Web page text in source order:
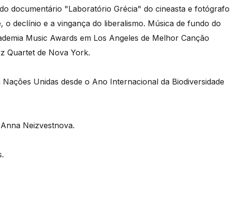
documentário "Laboratório Grécia" do cineasta e fotógrafo
declínio e a vingança do liberalismo. Música de fundo do
Music Awards em Los Angeles de Melhor Canção
Quartet de Nova York.
Unidas desde o Ano Internacional da Biodiversidade
Neizvestnova.